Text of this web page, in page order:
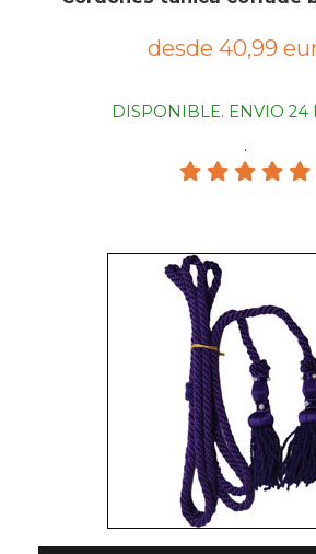
desde 40,99
DISPONIBLE. ENVIO 24
.